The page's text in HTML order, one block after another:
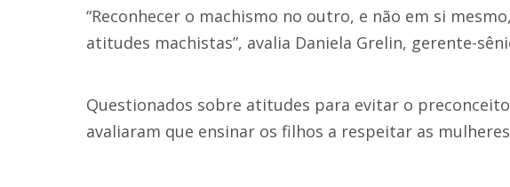
“Reconhecer o machismo no outro, e não em si
atitudes machistas”, avalia Daniela Grelin, gerente-
Questionados sobre atitudes para evitar o
avaliaram que ensinar os filhos a respeitar as